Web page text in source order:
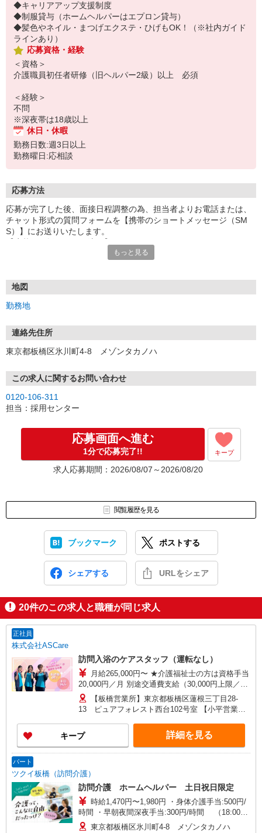
◆キャリアアップ支援制度
◆制服貸与（ホームヘルパーはエプロン貸与）
◆髪色やネイル・まつげエクステ・ひげもOK！（※社内ガイド
ラインあり）
応募資格・経験
＜資格＞
介護職員初任者研修（旧ヘルパー2級）以上 必須
＜経験＞
不問
※深夜帯は18歳以上
休日・休暇
勤務日数:週3日以上
勤務曜日:応相談
応募方法
応募が完了した後、面接日程調整の為、担当者よりお電話または、
チャット形式の質問フォームを【携帯のショートメッセージ（SM
S）】にお送りいたします。
1.応募…Webもしくはお電話より応募ください。
※実技試験はドライバーの職種のみとなります。
もっと見る
地図
勤務地
連絡先住所
東京都板橋区氷川町4-8 メゾンタカノハ
この求人に関するお問い合わせ
0120-106-311
担当：採用センター
応募画面へ進む
1分で応募完了!! キープ
求人応募期間：2026/08/07～2026/08/20
閲覧履歴を見る
ブックマーク ポストする
シェアする URLをシェア
20件のこの求人と職種が同じ求人
正社員
株式会社ASCare
訪問入浴のケアスタッフ（運転なし）
月給265,000円〜 ★介護福祉士の方は資格手当
20,000円／月 別途交通費支給（30,000円上限／
月） 別途残業手当（月平均残業時間15時間）残業
代全額支給
【板橋営業所】東京都板橋区蓮根三丁目28-
13 ピュアフォレスト西台102号室 【小平営業
ン1F東 【在宅介護センター調布】東京都調布市国
領町五丁目4-17 パレス調布1990A館 【在宅介護
センター府中】東京都府中市武蔵台二丁目20-16
士見町一丁目21-18 野村ビル101号室 【在宅介護
センター成瀬】東京都町田市南成瀬五丁目1-6 コ
ーポ台益ナルセ B1F
キープ 詳細を見る
パート
ツクイ板橋（訪問介護）
訪問介護 ホームヘルパー 土日祝日限定
時給1,470円〜1,980円 ・身体介護手当:500円/
時間 ・早朝夜間深夜手当:300円/時間 （18:00〜
翌07:59の時間帯） ・ICT手当:2,000円/月 ・ケア
東京都板橋区氷川町4-8 メゾンタカノハ